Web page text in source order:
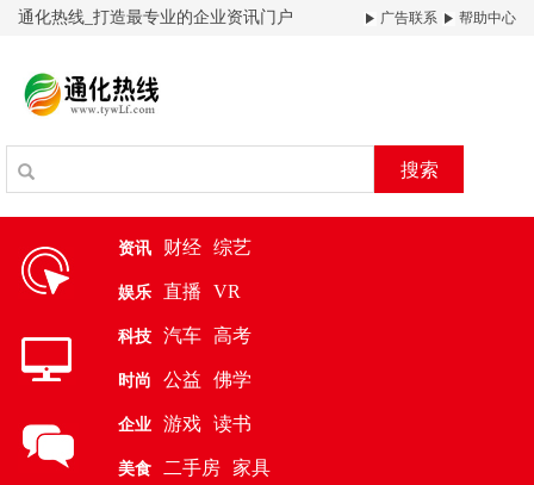
通化热线_打造最专业的企业资讯门户 广告联系 帮助中心
搜索
资讯 财经 综艺
娱乐 直播 VR
科技 汽车 高考
时尚 公益 佛学
企业 游戏 读书
美食 二手房 家具